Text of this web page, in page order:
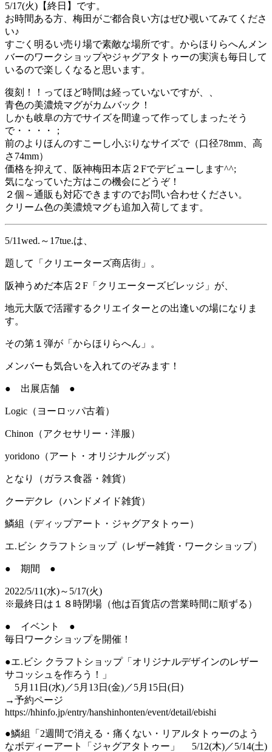
5/17(火)【終日】です。
お時間ある方、梅田がご都合良い方はぜひ覗いてみてくださ
い♪
すごく明るい売り場で素敵な場所です。からほりらへんメン
バーのワークショップやジャグアタトゥーの実演も毎日して
いるので楽しくなると思います。
復刻！！ってほど時間は経っていないですが、、
青色の美濃焼マグがカムバック！
しかも岐阜の方でサイズを間違って作ってしまったそう
で・・・・；
前のよりほんのすこーし小ぶりなサイズで（口径78mm、高
さ74mm）
価格を抑えて、阪神梅田本店２Fでデビューします^^;
気になっていた方はこの機会にどうぞ！
２個～通販も対応できますのでお問い合わせください。
クリーム色の美濃焼マグも追加入荷してます。
5/11wed.～17tue.は、
題して「クリエーターズ商店街」。
阪神うめだ本店２F「クリエーターズビレッジ」が、
地元大阪で活躍するクリエイターとの出逢いの場になりま
す。
その第１弾が「からほりらへん」。
メンバーも気合いを入れてのぞみます！
● 出展店舗 ●
Logic（ヨーロッパ古着）
Chinon（アクセサリー・洋服）
yoridono（アート・オリジナルグッズ）
となり（ガラス食器・雑貨）
クーデクレ（ハンドメイド雑貨）
鱗組（ディップアート・ジャグアタトゥー）
エ.ビシ クラフトショップ（レザー雑貨・ワークショップ）
● 期間 ●
2022/5/11(水)～5/17(火)
※最終日は１８時閉場（他は百貨店の営業時間に順ずる）
● イベント ●
毎日ワークショップを開催！
●エ.ビシ クラフトショップ「オリジナルデザインのレザー
サコッシュを作ろう！」
5月11日(水)／5月13日(金)／5月15日(日)
→予約ページ
https://hhinfo.jp/entry/hanshinhonten/event/detail/ebishi
●鱗組「2週間で消える・痛くない・リアルタトゥーのよう
なボディーアート「ジャグアタトゥー」 5/12(木)／5/14(土)